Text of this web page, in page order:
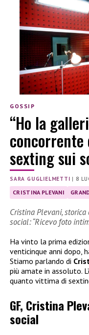
GOSSIP
“Ho la
concorrente
sexting sui
SARA GUGLIELMETTI | 8
CRISTINA PLEVANI
Cristina Plevani,
social: “Ricevo foto
Ha vinto la prima
venticinque anni dopo,
Stiamo parlando di
più amate in assoluto.
quanto vittima di
GF, Cristina
social